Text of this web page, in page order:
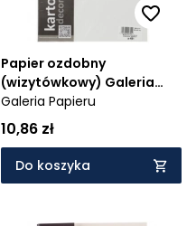
Papier ozdobny
(wizytówkowy) Galeria
Papieru pacific biały A4 -
biały 200 g (204001)
Galeria Papieru
10,86 zł
Do koszyka